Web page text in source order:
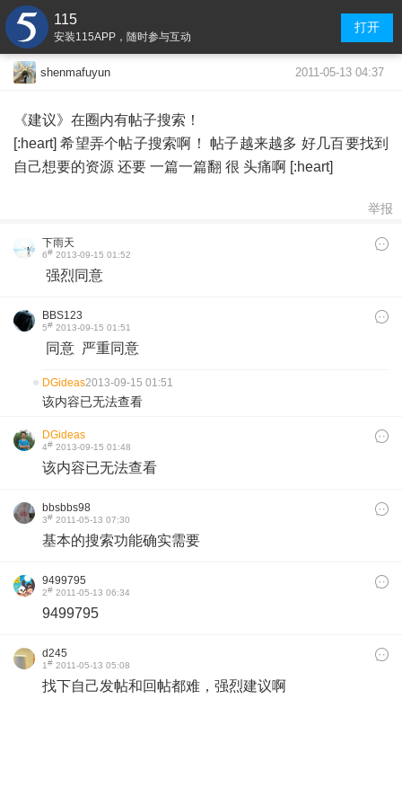
115
安装115APP，随时参与互动
打开
shenmafuyun 2011-05-13 04:37
《建议》在圈内有帖子搜索！
[:heart] 希望弄个帖子搜索啊！ 帖子越来越多 好几百要找到
自己想要的资源 还要 一篇一篇翻 很 头痛啊 [:heart]
举报
下雨天
6# 2013-09-15 01:52
强烈同意
BBS123
5# 2013-09-15 01:51
同意 严重同意
DGideas2013-09-15 01:51
该内容已无法查看
DGideas
4# 2013-09-15 01:48
该内容已无法查看
bbsbbs98
3# 2011-05-13 07:30
基本的搜索功能确实需要
9499795
2# 2011-05-13 06:34
9499795
d245
1# 2011-05-13 05:08
找下自己发帖和回帖都难，强烈建议啊